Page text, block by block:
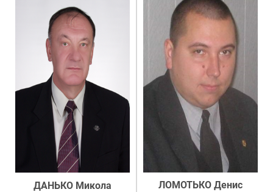
ДАНЬКО Микола
ЛОМОТЬКО Денис